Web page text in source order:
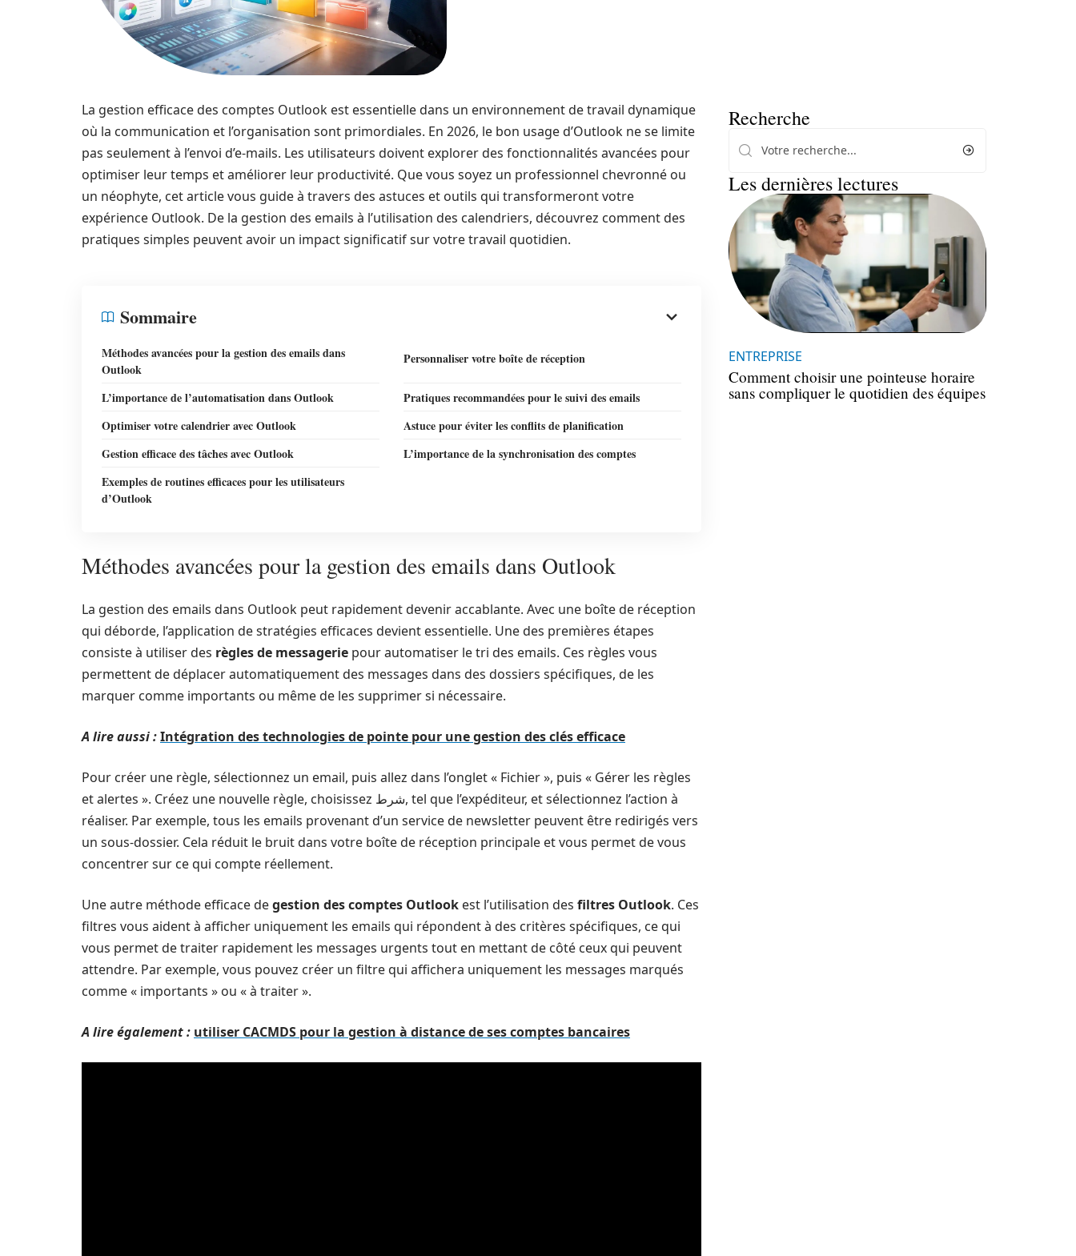
La gestion efficace des comptes Outlook est essentielle dans un environnement de travail dynamique
où la communication et l’organisation sont primordiales. En 2026, le bon usage d’Outlook ne se limite
pas seulement à l’envoi d’e-mails. Les utilisateurs doivent explorer des fonctionnalités avancées pour
optimiser leur temps et améliorer leur productivité. Que vous soyez un professionnel chevronné ou
un néophyte, cet article vous guide à travers des astuces et outils qui transformeront votre
expérience Outlook. De la gestion des emails à l’utilisation des calendriers, découvrez comment des
pratiques simples peuvent avoir un impact significatif sur votre travail quotidien.
Sommaire
Méthodes avancées pour la gestion des emails dans
Outlook
Personnaliser votre boîte de réception
L’importance de l’automatisation dans Outlook
Pratiques recommandées pour le suivi des emails
Optimiser votre calendrier avec Outlook
Astuce pour éviter les conflits de planification
Gestion efficace des tâches avec Outlook
L’importance de la synchronisation des comptes
Exemples de routines efficaces pour les utilisateurs
d’Outlook
Méthodes avancées pour la gestion des emails dans Outlook
La gestion des emails dans Outlook peut rapidement devenir accablante. Avec une boîte de réception
qui déborde, l’application de stratégies efficaces devient essentielle. Une des premières étapes
consiste à utiliser des règles de messagerie pour automatiser le tri des emails. Ces règles vous
permettent de déplacer automatiquement des messages dans des dossiers spécifiques, de les
marquer comme importants ou même de les supprimer si nécessaire.
A lire aussi :Intégration des technologies de pointe pour une gestion des clés efficace
Pour créer une règle, sélectionnez un email, puis allez dans l’onglet « Fichier », puis « Gérer les règles
et alertes ». Créez une nouvelle règle, choisissez شرط, tel que l’expéditeur, et sélectionnez l’action à
réaliser. Par exemple, tous les emails provenant d’un service de newsletter peuvent être redirigés vers
un sous-dossier. Cela réduit le bruit dans votre boîte de réception principale et vous permet de vous
concentrer sur ce qui compte réellement.
Une autre méthode efficace degestion des comptes Outlook est l’utilisation des filtres Outlook. Ces
filtres vous aident à afficher uniquement les emails qui répondent à des critères spécifiques, ce qui
vous permet de traiter rapidement les messages urgents tout en mettant de côté ceux qui peuvent
attendre. Par exemple, vous pouvez créer un filtre qui affichera uniquement les messages marqués
comme « importants » ou « à traiter ».
A lire également : utiliser CACMDS pour la gestion à distance de ses comptes bancaires
Recherche
Les dernières lectures
ENTREPRISE
Comment choisir une pointeuse horaire
sans compliquer le quotidien des équipes